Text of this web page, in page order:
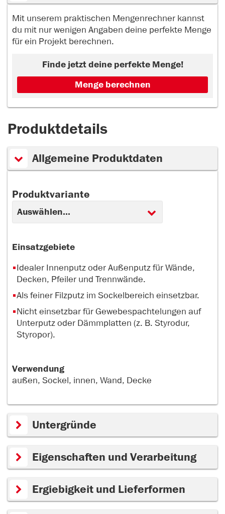
Mit unserem praktischen Mengenrechner kannst
du mit nur wenigen Angaben deine perfekte Menge
für ein Projekt berechnen.
Finde jetzt deine perfekte Menge!
Menge berechnen
Produktdetails
Allgemeine Produktdaten
Produktvariante
Einsatzgebiete
Idealer Innenputz oder Außenputz für Wände,
Decken, Pfeiler und Trennwände.
Als feiner Filzputz im Sockelbereich einsetzbar.
Nicht einsetzbar für Gewebespachtelungen auf
Unterputz oder Dämmplatten (z. B. Styrodur,
Styropor).
Verwendung
außen, Sockel, innen, Wand, Decke
Untergründe
Eigenschaften und Verarbeitung
Ergiebigkeit und Lieferformen